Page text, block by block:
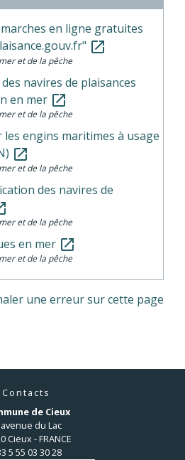
en ligne gratuites
open_in_new
et de la pêche
navires de plaisances
en mer open_in_new
et de la pêche
les engins maritimes à usage
open_in_new
et de la pêche
des navires de
et de la pêche
en mer open_in_new
et de la pêche
une erreur sur cette page
Contacts
de Cieux
avenue du Lac
Cieux - FRANCE
5 55 03 30 28